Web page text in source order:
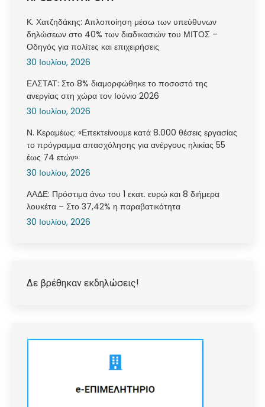
Κ. Χατζηδάκης: Aπλοποίηση μέσω των υπεύθυνων
δηλώσεων στο 40% των διαδικασιών του ΜΙΤΟΣ –
Οδηγός για πολίτες και επιχειρήσεις
30 Ιουλίου, 2026
ΕΛΣΤΑΤ: Στο 8% διαμορφώθηκε το ποσοστό της
ανεργίας στη χώρα τον Ιούνιο 2026
30 Ιουλίου, 2026
Ν. Κεραμέως: «Επεκτείνουμε κατά 8.000 θέσεις εργασίας
το πρόγραμμα απασχόλησης για ανέργους ηλικίας 55
έως 74 ετών»
30 Ιουλίου, 2026
ΑΑΔΕ: Πρόστιμα άνω του 1 εκατ. ευρώ και 8 διήμερα
λουκέτα – Στο 37,42% η παραβατικότητα
30 Ιουλίου, 2026
Δε βρέθηκαν εκδηλώσεις!